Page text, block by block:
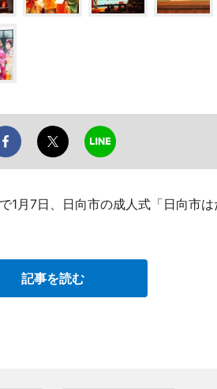
1月7日、日向市の成人式「日向市
記事を読む